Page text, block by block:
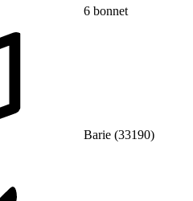
6 bonnet
Barie (33190)